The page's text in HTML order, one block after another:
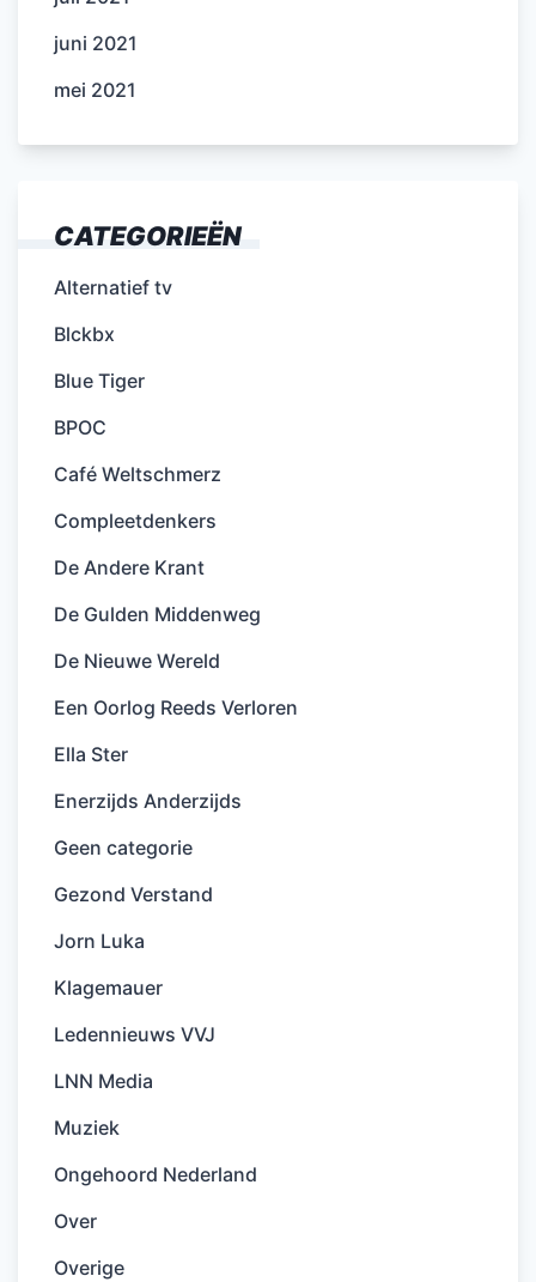
juni 2021
mei 2021
CATEGORIEËN
Alternatief tv
Blckbx
Blue Tiger
BPOC
Café Weltschmerz
Compleetdenkers
De Andere Krant
De Gulden Middenweg
De Nieuwe Wereld
Een Oorlog Reeds Verloren
Ella Ster
Enerzijds Anderzijds
Geen categorie
Gezond Verstand
Jorn Luka
Klagemauer
Ledennieuws VVJ
LNN Media
Muziek
Ongehoord Nederland
Over
Overige